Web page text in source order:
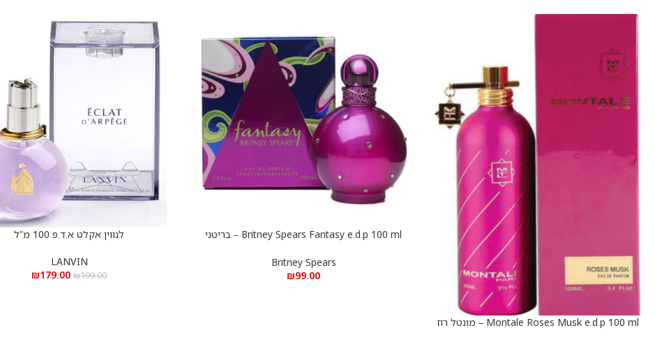
הוספה לסל
Montale Roses Musk e.d.p 100 ml – מונטל רוז
הוספה לסל
Britney Spears Fantasy e.d.p 100 ml – בריטני
Britney Spears
₪99.00
לנווין אקלט א.ד.פ 100 מ”ל
LANVIN
₪199.00
₪179.00